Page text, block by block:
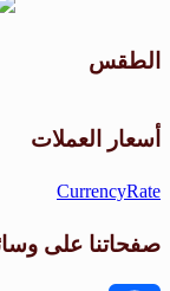
الطقس
أسعار العملات
CurrencyRate
صفحاتنا على